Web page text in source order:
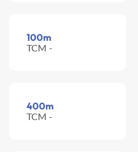
100m
TCM -
400m
TCM -